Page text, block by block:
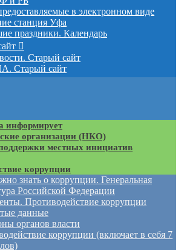
в электронном виде
станция Уфа
праздники. Календарь
Старый сайт
Старый сайт
информирует
организации (НКО)
местных инициатив
коррупции
знать о коррупции. Генеральная
Российской Федерации
Противодействие коррупции
данные
органов власти
коррупции (включает в себя 7